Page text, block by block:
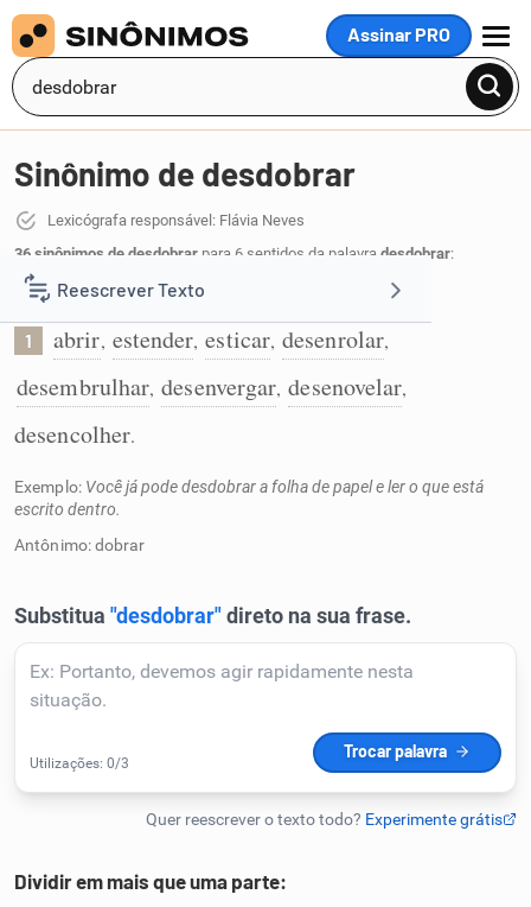
Assinar PRO
MENU
Reescrever Texto
Resumir Texto
Corrigir Texto
Detector de IA
Cata-letras
Conexões
Caça-palavras
Sinônimo de desdobrar
Lexicógrafa responsável: Flávia Neves
36 sinônimos de desdobrar para 6 sentidos da palavra desdobrar:
Abrir algo que estava dobrado:
1 abrir, estender, esticar, desenrolar,
desembrulhar, desenvergar, desenovelar,
desencolher.
Exemplo: Você já pode desdobrar a folha de papel e ler o que está
escrito dentro.
Antônimo: dobrar
Dividir em mais que uma parte: